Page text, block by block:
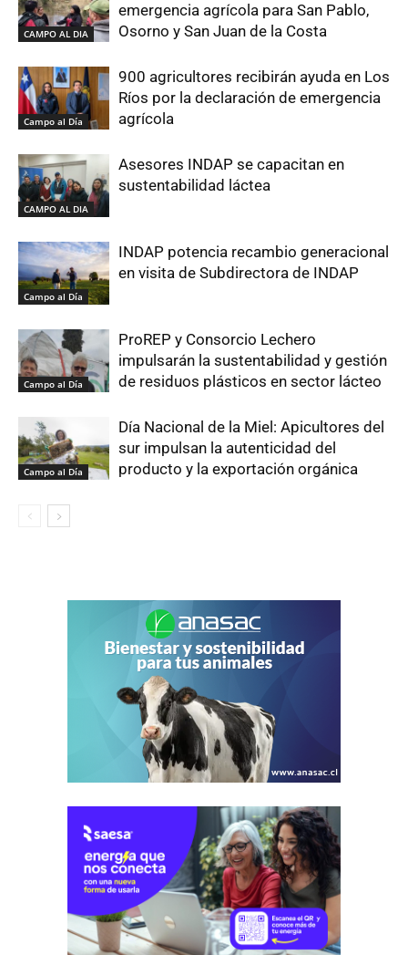
CAMPO AL DIA
emergencia agrícola para San Pablo,
Osorno y San Juan de la Costa
Campo al Día
900 agricultores recibirán ayuda en Los
Ríos por la declaración de emergencia
agrícola
CAMPO AL DIA
Asesores INDAP se capacitan en
sustentabilidad láctea
Campo al Día
INDAP potencia recambio generacional
en visita de Subdirectora de INDAP
Campo al Día
ProREP y Consorcio Lechero
impulsarán la sustentabilidad y gestión
de residuos plásticos en sector lácteo
Campo al Día
Día Nacional de la Miel: Apicultores del
sur impulsan la autenticidad del
producto y la exportación orgánica